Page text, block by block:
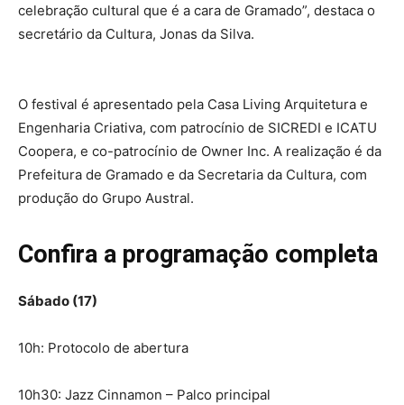
celebração cultural que é a cara de Gramado”, destaca o
secretário da Cultura, Jonas da Silva.
O festival é apresentado pela Casa Living Arquitetura e
Engenharia Criativa, com patrocínio de SICREDI e ICATU
Coopera, e co-patrocínio de Owner Inc. A realização é da
Prefeitura de Gramado e da Secretaria da Cultura, com
produção do Grupo Austral.
Confira a programação completa
Sábado (17)
10h: Protocolo de abertura
10h30: Jazz Cinnamon – Palco principal